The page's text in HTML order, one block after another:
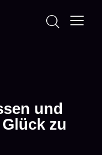
und
zu